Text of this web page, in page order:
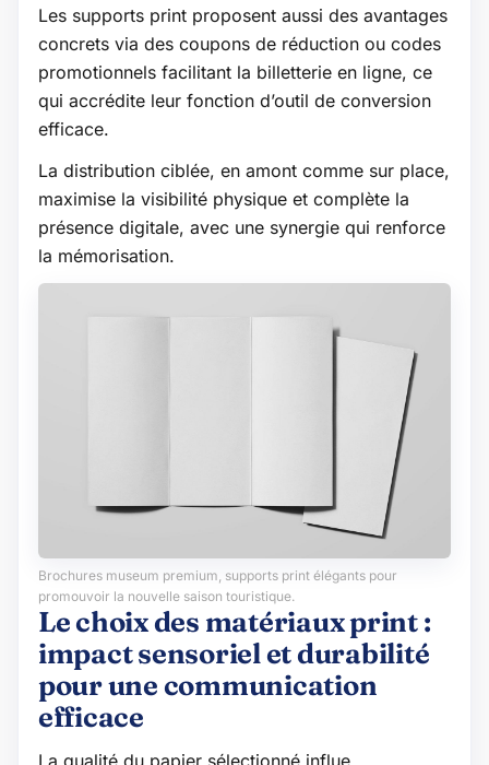
Les supports print proposent aussi des avantages
concrets via des coupons de réduction ou codes
promotionnels facilitant la billetterie en ligne, ce
qui accrédite leur fonction d’outil de conversion
efficace.
La distribution ciblée, en amont comme sur place,
maximise la visibilité physique et complète la
présence digitale, avec une synergie qui renforce
la mémorisation.
Brochures museum premium, supports print élégants pour
promouvoir la nouvelle saison touristique.
Le choix des matériaux print :
impact sensoriel et durabilité
pour une communication
efficace